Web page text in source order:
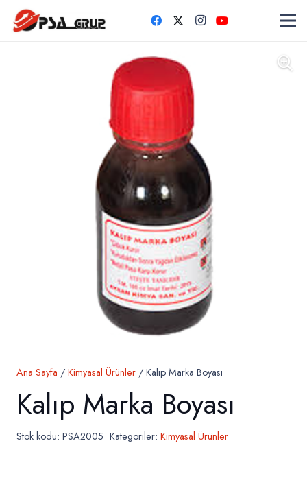
Ana Sayfa / Kimyasal Ürünler / Kalıp Marka Boyası
Kalıp Marka Boyası
Stok kodu: PSA2005 Kategoriler: Kimyasal Ürünler